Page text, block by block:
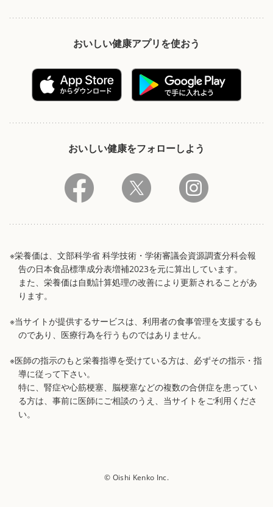
おいしい健康アプリを使おう
おいしい健康をフォローしよう
※栄養価は、文部科学省 科学技術・学術審議会資源調査分科会報
告の日本食品標準成分表増補2023を元に算出しています。
また、栄養価は自動計算処理の改善により更新されることがあ
ります。
※当サイトが提供するサービスは、利用者の食事管理を支援するも
のであり、医療行為を行うものではありません。
※医師の指示のもと栄養指導を受けている方は、必ずその指示・指
導に従って下さい。
特に、腎症や心筋梗塞、脳梗塞などの複数の合併症を患ってい
る方は、事前に医師にご相談のうえ、当サイトをご利用くださ
い。
© Oishi Kenko Inc.